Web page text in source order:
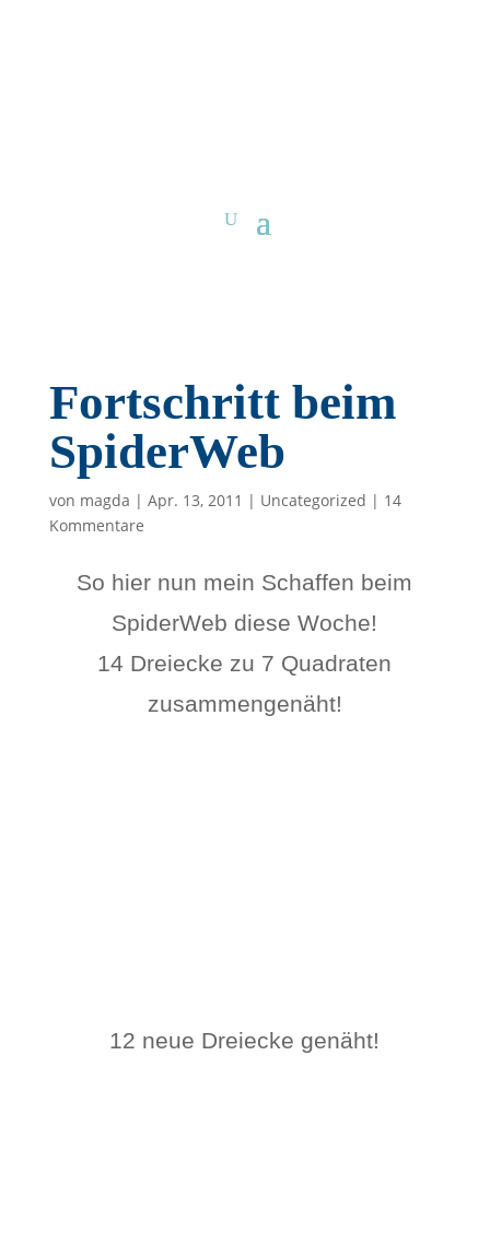
Fortschritt beim
SpiderWeb
von magda | Apr. 13, 2011 | Uncategorized | 14
Kommentare
So hier nun mein Schaffen beim
SpiderWeb diese Woche!
14 Dreiecke zu 7 Quadraten
zusammengenäht!
12 neue Dreiecke genäht!